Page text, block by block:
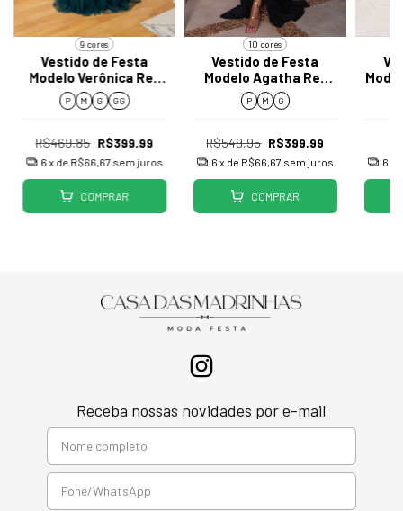
9 cores
Vestido de Festa
Modelo Verônica Ref
050
P M G GG
R$469,85 R$399,99
6x de R$66,67 sem juros
COMPRAR
10 cores
Vestido de Festa
Modelo Agatha Ref
J049
P M G
R$549,95 R$399,99
6 x de R$66,67 sem juros
COMPRAR
6
Receba nossas novidades por e-mail